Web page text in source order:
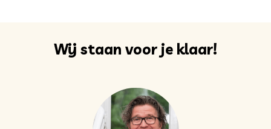
Wij staan voor je klaar!